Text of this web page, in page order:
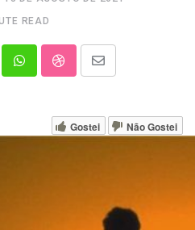
READ
WhatsappStumbleUpon
Share
Email
Gostei Não Gostei